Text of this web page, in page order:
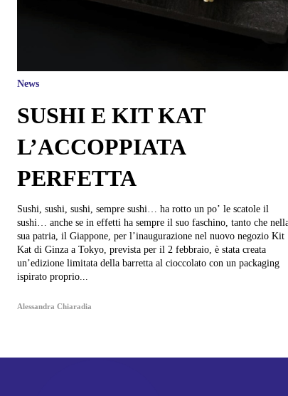
News
SUSHI E KIT KAT
L’ACCOPPIATA
PERFETTA
Sushi, sushi, sushi, sempre sushi… ha rotto un po’ le scatole il
sushi… anche se in effetti ha sempre il suo faschino, tanto che
sua patria, il Giappone, per l’inaugurazione nel nuovo negozio Kit
Kat di Ginza a Tokyo, prevista per il 2 febbraio, è stata creata
un’edizione limitata della barretta al cioccolato con un packaging
ispirato proprio...
Alessandra Chiaradia